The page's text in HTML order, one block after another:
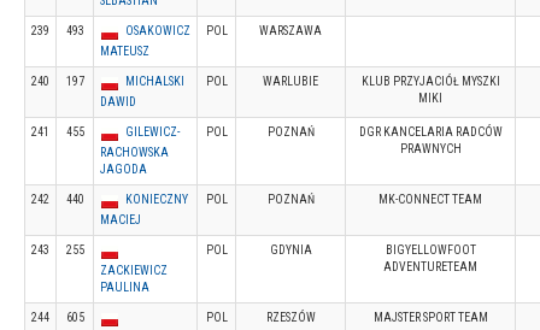
239 493
OSAKOWICZ
MATEUSZ
POL WARSZAWA
240 197
MICHALSKI
DAWID
POL WARLUBIE
KLUB PRZYJACIÓŁ MYSZKI
MIKI
241 455
GILEWICZ-
RACHOWSKA
JAGODA
POL POZNAŃ
DGR KANCELARIA RADCÓW
PRAWNYCH
242 440
KONIECZNY
MACIEJ
POL POZNAŃ MK-CONNECT TEAM
243
255
ZACKIEWICZ
PAULINA
POL GDYNIA
BIGYELLOWFOOT
ADVENTURETEAM
244
605
POL RZESZÓW MAJSTER SPORT TEAM